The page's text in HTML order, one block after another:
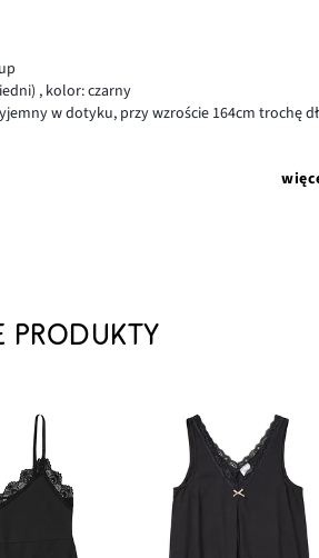
, kolor: czarny
w dotyku, przy wzroście 164cm trochę
PRODUKTY